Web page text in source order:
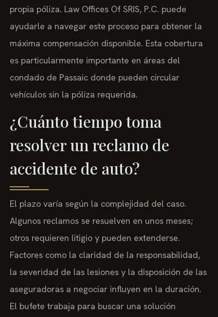
propia póliza. Law Offices Of SRIS, P.C. puede
ayudarle a navegar este proceso para obtener la
máxima compensación disponible. Esta cobertura
es particularmente importante en áreas del
condado de Passaic donde pueden circular
vehículos sin la póliza requerida.
¿Cuánto tiempo toma
resolver un reclamo de
accidente de auto?
El plazo varía según la complejidad del caso.
Algunos reclamos se resuelven en unos meses;
otros requieren litigio y pueden extenderse.
Factores como la claridad de la responsabilidad,
la severidad de las lesiones y la disposición de las
aseguradoras a negociar influyen en la duración.
El bufete trabaja para buscar una solución